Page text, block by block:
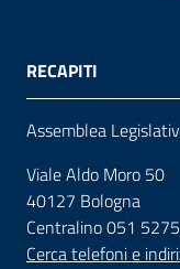
Approfondimenti
Contatti
RECAPITI
Assemblea
Viale Aldo Moro 50
40127 Bologna
Centralino 051
Cerca telefoni e